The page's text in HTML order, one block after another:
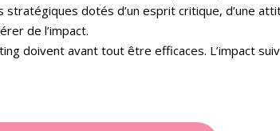
dotés d’un esprit critique, d’une
de l’impact.
doivent avant tout être efficaces. L’impact